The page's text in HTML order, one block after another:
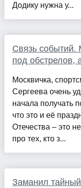
Додику нужна у...
Связь
под обстрелов,
Москвичка,
Сергеева очень
начала получать
что это и её
Отечества – это
про тех, кто з...
Заманил